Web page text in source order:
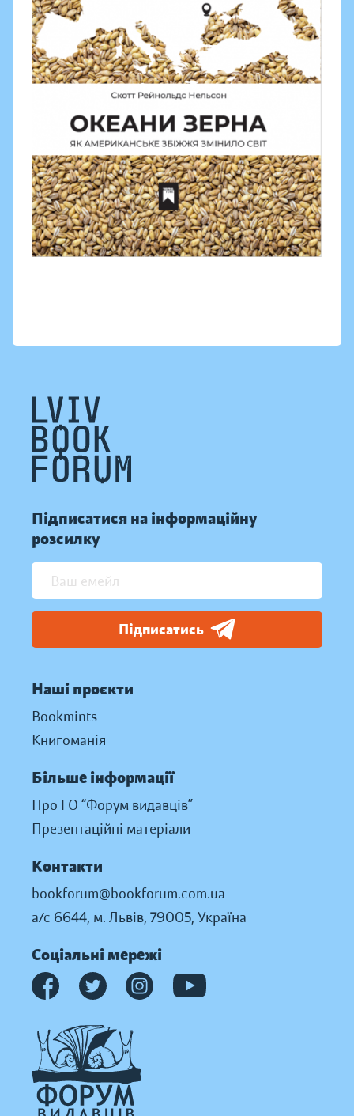
Підписатися на інформаційну
розсилку
Підписатись
Наші проєкти
Bookmints
Книгоманія
Більше інформації
Про ГО “Форум видавців”
Презентаційні матеріали
Контакти
bookforum@bookforum.com.ua
а/с 6644, м. Львів, 79005, Україна
Соціальні мережі